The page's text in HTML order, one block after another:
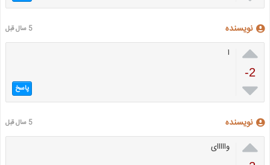
نویسنده 5 سال قبل

-2

ا
پاسخ
نویسنده 5 سال قبل
 وااااای